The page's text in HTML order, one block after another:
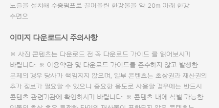
노즐을 설치해 수중펌프로 끌어올린 한강물을 약 20m 아래 한강
수면으
이미지 다운로드시 주의사항
※ 사진 콘텐츠는 다운로드 전 꼭 다운로드 가이드 를 읽어보시기
바랍니다. ※ 이용약관 및 다운로드 가이드를 준수하지 않고 발생한
문제의 경우 당사가 책임지지 않으며, 일부 콘텐츠는 초상권과 재산권의
추가 정보가 필요할 수 있으니 중요한 용도로 사용할 경우에는 반드시
콘텐츠 관련기관에 확인하시기 바랍니다. ※ 콘텐츠 내에 식별 가능한